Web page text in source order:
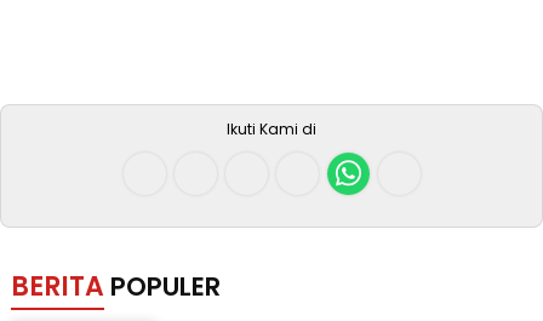
Ikuti Kami di
BERITA POPULER